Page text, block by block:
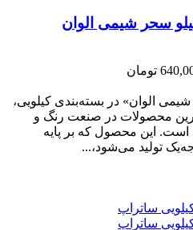
سحر شیمی الوان
تومان
الوان» در بسته‌بندی کیلویی،
محصولات در صنعت رنگ و
این محصول که بر پایه
تولید می‌شود،...